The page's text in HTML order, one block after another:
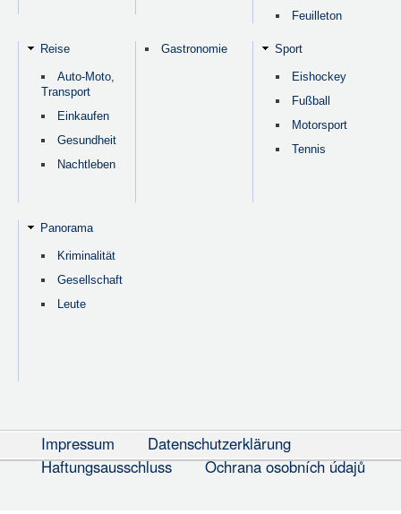
Feuilleton
Reise
Auto-Moto,
Transport
Einkaufen
Gesundheit
Nachtleben
Gastronomie Sport
Eishockey
Fußball
Motorsport
Tennis
Panorama
Kriminalität
Gesellschaft
Leute
Impressum
Datenschutzerklärung
Haftungsausschluss
Ochrana osobních údajů